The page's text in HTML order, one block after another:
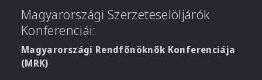
Magyarországi Szerzeteselöljárók
Konferenciái:
Magyarországi Rendfőnöknők Konferenciája
(MRK)